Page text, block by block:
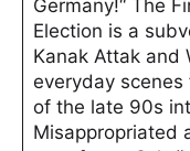
Germany!“ The
Election is a
Kanak Attak and
everyday
of the late 90s
Misappropriated